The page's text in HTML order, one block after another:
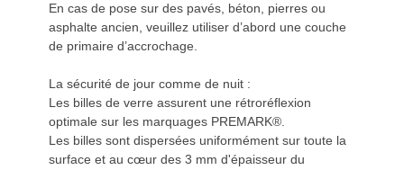
En cas de pose sur des pavés, béton, pierres ou
asphalte ancien, veuillez utiliser d’abord une couche
de primaire d’accrochage.
La sécurité de jour comme de nuit :
Les billes de verre assurent une rétroréflexion
optimale sur les marquages PREMARK®.
Les billes sont dispersées uniformément sur toute la
surface et au cœur des 3 mm d'épaisseur du